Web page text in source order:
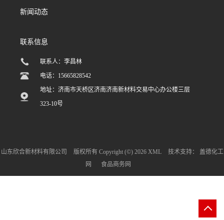
新闻动态
联系信息
联系人：李昌林
电话：15665828542
地址：济南市天桥区济南济南新材料交易中心办公楼三层
323-10号
山东欣合新材料有限公司 版权所有 Copyright (©) 2026 XML 技术支持：
盖德化工
网
食品商务网